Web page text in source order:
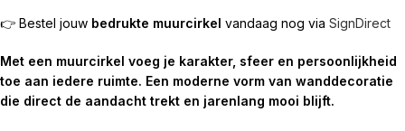
👉 Bestel jouw bedrukte muurcirkel vandaag nog via SignDirect
Met een muurcirkel voeg je karakter, sfeer en persoonlijkheid
toe aan iedere ruimte. Een moderne vorm van wanddecoratie
die direct de aandacht trekt en jarenlang mooi blijft.